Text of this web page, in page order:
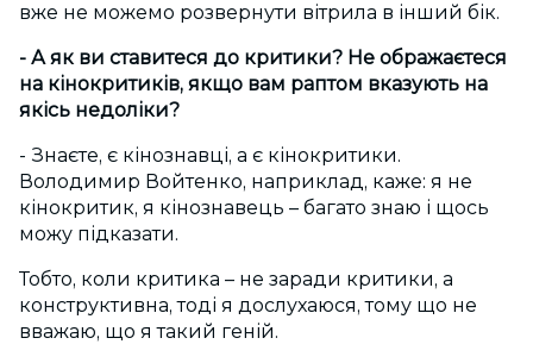
вже не можемо розвернути вітрила в інший бік.
- А як ви ставитеся до критики? Не ображаєтеся
на кінокритиків, якщо вам раптом вказують на
якісь недоліки?
- Знаєте, є кінознавці, а є кінокритики.
Володимир Войтенко, наприклад, каже: я не
кінокритик, я кінознавець – багато знаю і щось
можу підказати.
Тобто, коли критика – не заради критики, а
конструктивна, тоді я дослухаюся, тому що не
вважаю, що я такий геній.